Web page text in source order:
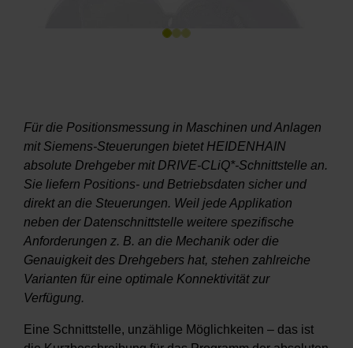
Für die Positionsmessung in Maschinen und Anlagen
mit Siemens-Steuerungen bietet HEIDENHAIN
absolute Drehgeber mit DRIVE-CLiQ*-Schnittstelle an.
Sie liefern Positions- und Betriebsdaten sicher und
direkt an die Steuerungen. Weil jede Applikation
neben der Datenschnittstelle weitere spezifische
Anforderungen z. B. an die Mechanik oder die
Genauigkeit des Drehgebers hat, stehen zahlreiche
Varianten für eine optimale Konnektivität zur
Verfügung.
Eine Schnittstelle, unzählige Möglichkeiten – das ist